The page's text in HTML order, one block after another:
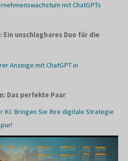
mit ChatGPTs
Ein unschlagbares Duo für die
Anzeige mit ChatGPT in
Das perfekte Paar
KI: Bringen Sie Ihre digitale Strategie